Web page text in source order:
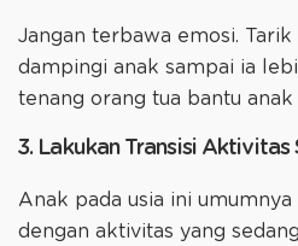
Jangan terbawa emosi. Tarik
dampingi anak sampai ia
tenang orang tua bantu
3. Lakukan Transisi Aktivitas
Anak pada usia ini umumnya
dengan aktivitas yang